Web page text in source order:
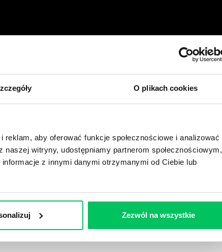
O plikach cookies
aby oferować funkcje społecznościowe i analizować
witryny, udostępniamy partnerom społecznościowym,
z innymi danymi otrzymanymi od Ciebie lub
Zezwól na wszystkie